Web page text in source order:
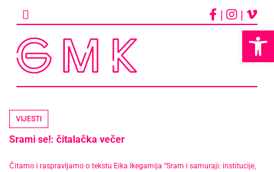
content
| |
VIJESTI
Srami se!: čitalačka večer
Čitamo i raspravljamo o tekstu Eika Ikegamija “Sram i samuraji: institucije,